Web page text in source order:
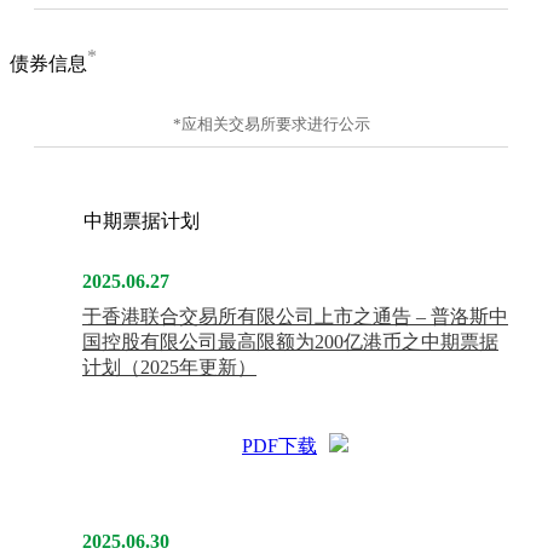
债券信息*
*应相关交易所要求进行公示
中期票据计划
2025.06.27
于香港联合交易所有限公司上市之通告 – 普洛斯中
国控股有限公司最高限额为200亿港币之中期票据
计划（2025年更新）
PDF下载
2025.06.30